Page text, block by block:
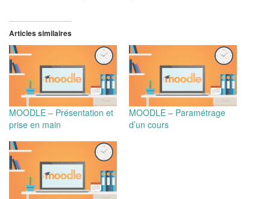
Articles similaires
MOODLE – Présentation et
prise en main
MOODLE – Paramétrage
d’un cours